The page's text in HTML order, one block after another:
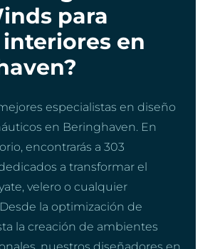
para
en
especialistas en diseño
en Beringhaven. En
encontrarás a 303
a transformar el
velero o cualquier
la optimización de
la creación de ambientes